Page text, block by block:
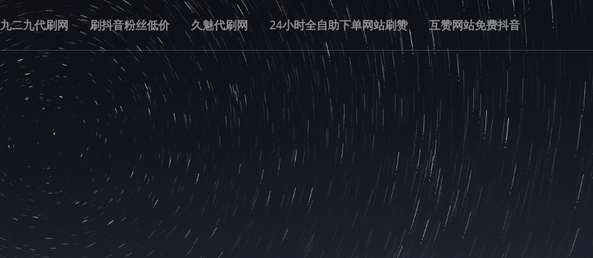
九二九代刷网 刷抖音粉丝低价 久魅代刷网 24小时全自助下单网站刷赞 互赞网站免费抖音